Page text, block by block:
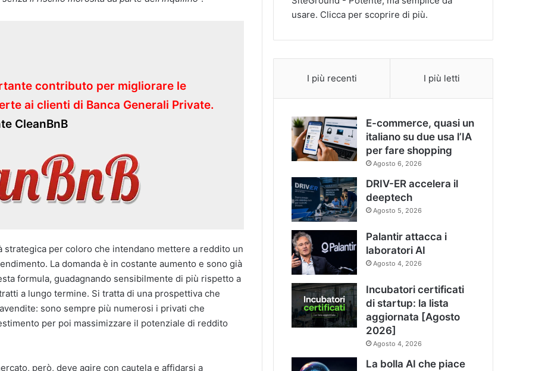
contributo per migliorare le
ai clienti di Banca Generali Private.
CleanBnB
strategica per coloro che intendano mettere a reddito un
La domanda è in costante aumento e sono già
formula, guadagnando sensibilmente di più rispetto a
a lungo termine. Si tratta di una prospettiva che
sono sempre più numerosi i privati che
per poi massimizzare il potenziale di reddito
però, deve agire con cautela e affidarsi a
I più recenti I più letti
E-commerce, quasi un
italiano su due usa l’IA
per fare shopping
Agosto 6, 2026
DRIV-ER accelera il
deeptech
Agosto 5, 2026
Palantir attacca i
laboratori AI
Agosto 4, 2026
Incubatori certificati
di startup: la lista
aggiornata [Agosto
2026]
Agosto 4, 2026
La bolla AI che piace